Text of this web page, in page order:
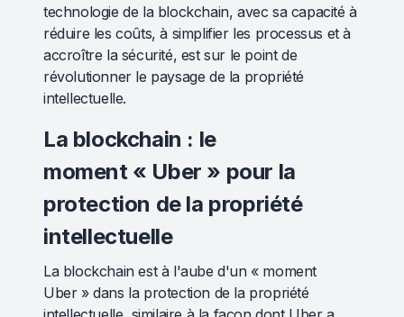
technologie de la blockchain, avec sa capacité à
réduire les coûts, à simplifier les processus et à
accroître la sécurité, est sur le point de
révolutionner le paysage de la propriété
intellectuelle.
La blockchain : le
moment « Uber » pour la
protection de la propriété
intellectuelle
La blockchain est à l'aube d'un « moment
Uber » dans la protection de la propriété